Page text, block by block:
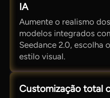
IA
Aumente o realismo
modelos integrados
Seedance 2.0, escolha
estilo visual.
Customização total